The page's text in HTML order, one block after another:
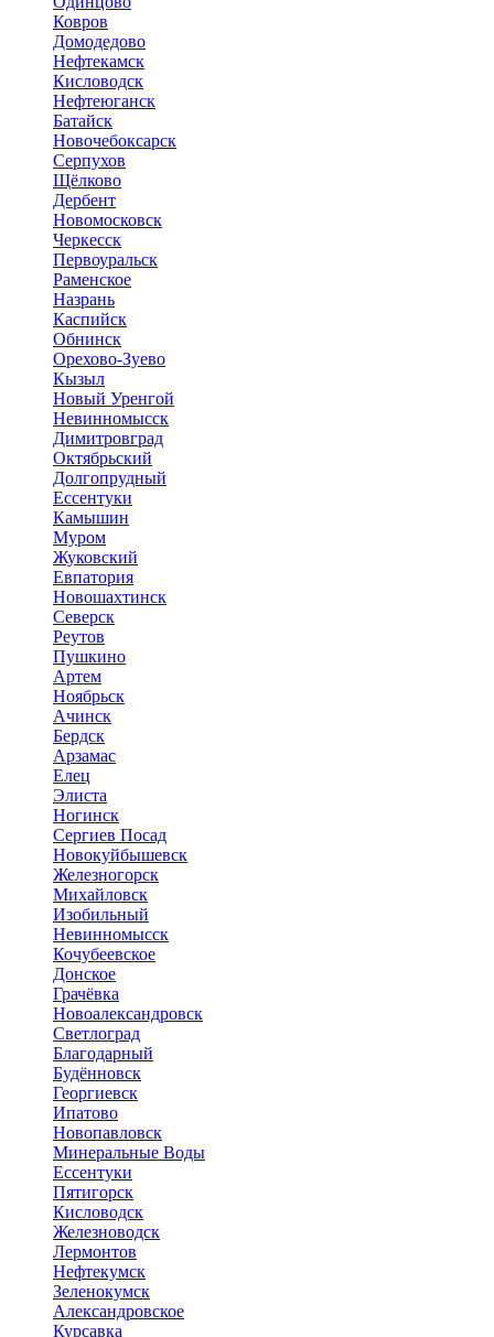
Ковров
Домодедово
Нефтекамск
Кисловодск
Нефтеюганск
Батайск
Новочебоксарск
Серпухов
Щёлково
Дербент
Новомосковск
Черкесск
Первоуральск
Раменское
Назрань
Каспийск
Обнинск
Орехово-Зуево
Кызыл
Новый Уренгой
Невинномысск
Димитровград
Октябрьский
Долгопрудный
Ессентуки
Камышин
Муром
Жуковский
Евпатория
Новошахтинск
Северск
Реутов
Пушкино
Артем
Ноябрьск
Ачинск
Бердск
Арзамас
Елец
Элиста
Ногинск
Сергиев Посад
Новокуйбышевск
Железногорск
Михайловск
Изобильный
Невинномысск
Кочубеевское
Донское
Грачёвка
Новоалександровск
Светлоград
Благодарный
Будённовск
Георгиевск
Ипатово
Новопавловск
Минеральные Воды
Ессентуки
Пятигорск
Кисловодск
Железноводск
Лермонтов
Нефтекумск
Зеленокумск
Александровское
Курсавка